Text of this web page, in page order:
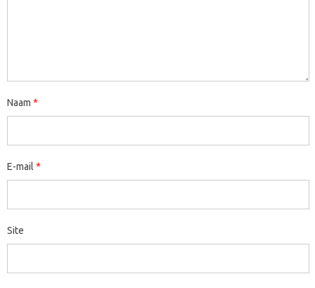
Naam *
E-mail *
Site